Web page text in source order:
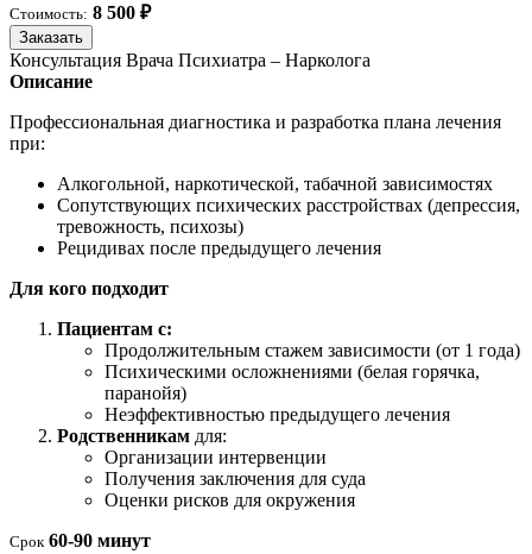
Стоимость: 8 500 ₽
Заказать
Консультация Врача Психиатра – Нарколога
Описание
Профессиональная диагностика и разработка плана лечения
при:
Алкогольной, наркотической, табачной зависимостях
Сопутствующих психических расстройствах (депрессия,
тревожность, психозы)
Рецидивах после предыдущего лечения
Для кого подходит
Пациентам с:
Продолжительным стажем зависимости (от 1 года)
Психическими осложнениями (белая горячка,
паранойя)
Неэффективностью предыдущего лечения
Родственникам для:
Организации интервенции
Получения заключения для суда
Оценки рисков для окружения
Срок 60-90 минут